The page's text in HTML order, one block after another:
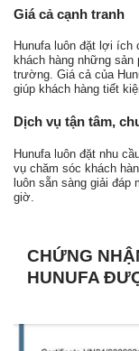
Giá cả cạnh tranh
Hunufa luôn đặt lợi ích
khách hàng những
trường. Giá cả của
giúp khách hàng tiết
Dịch vụ tận tâm,
Hunufa luôn đặt nhu
vụ chăm sóc khách
luôn sẵn sàng giải đáp
giờ.
CHỨNG
HUNUFA